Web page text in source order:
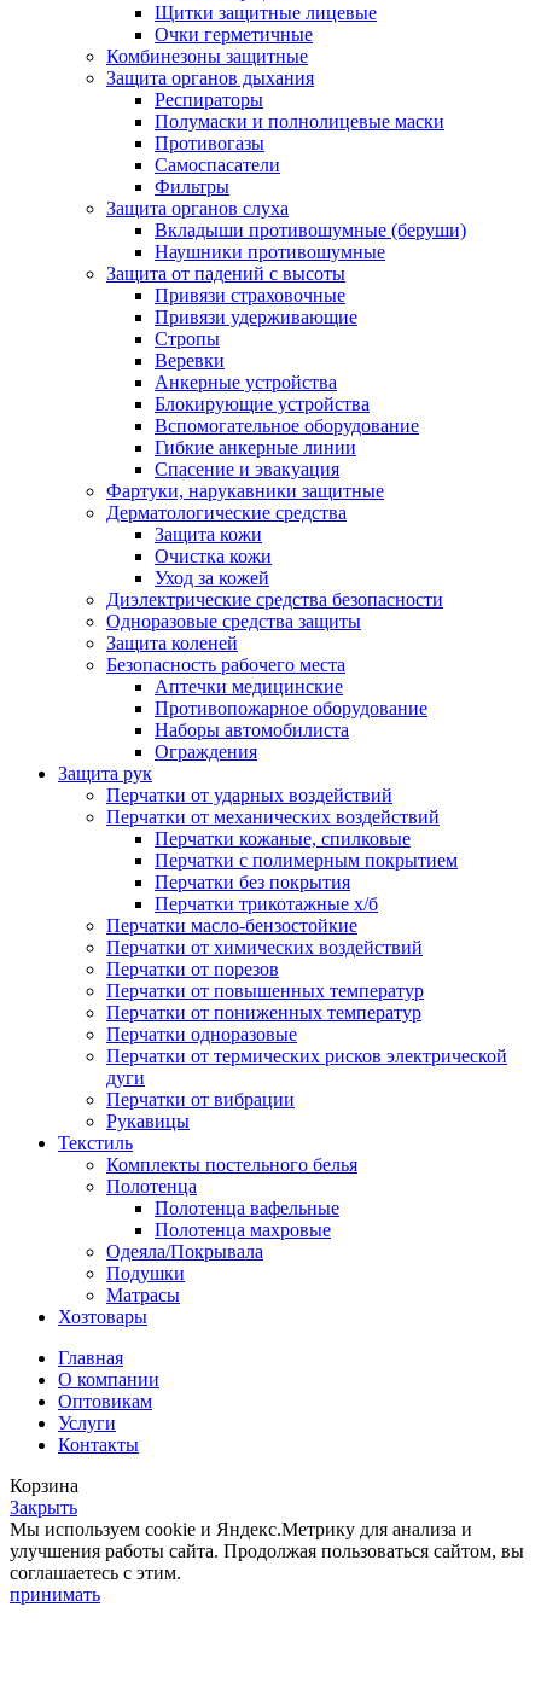
Щитки защитные лицевые
Очки герметичные
Комбинезоны защитные
Защита органов дыхания
Респираторы
Полумаски и полнолицевые маски
Противогазы
Самоспасатели
Фильтры
Защита органов слуха
Вкладыши противошумные (беруши)
Наушники противошумные
Защита от падений с высоты
Привязи страховочные
Привязи удерживающие
Стропы
Веревки
Анкерные устройства
Блокирующие устройства
Вспомогательное оборудование
Гибкие анкерные линии
Спасение и эвакуация
Фартуки, нарукавники защитные
Дерматологические средства
Защита кожи
Очистка кожи
Уход за кожей
Диэлектрические средства безопасности
Одноразовые средства защиты
Защита коленей
Безопасность рабочего места
Аптечки медицинские
Противопожарное оборудование
Наборы автомобилиста
Ограждения
Защита рук
Перчатки от ударных воздействий
Перчатки от механических воздействий
Перчатки кожаные, спилковые
Перчатки с полимерным покрытием
Перчатки без покрытия
Перчатки трикотажные х/б
Перчатки масло-бензостойкие
Перчатки от химических воздействий
Перчатки от порезов
Перчатки от повышенных температур
Перчатки от пониженных температур
Перчатки одноразовые
Перчатки от термических рисков электрической
дуги
Перчатки от вибрации
Рукавицы
Текстиль
Комплекты постельного белья
Полотенца
Полотенца вафельные
Полотенца махровые
Одеяла/Покрывала
Подушки
Матрасы
Хозтовары
Главная
О компании
Оптовикам
Услуги
Контакты
Корзина
Закрыть
Мы используем cookie и Яндекс.Метрику для анализа и
улучшения работы сайта. Продолжая пользоваться сайтом, вы
соглашаетесь с этим.
принимать